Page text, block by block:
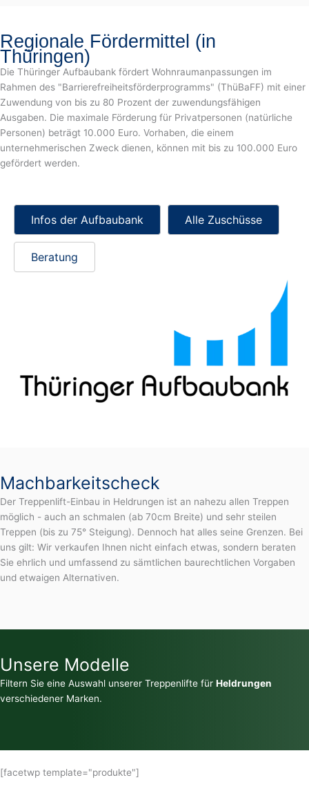
Regionale Fördermittel (in
Thüringen)
Die Thüringer Aufbaubank fördert Wohnraumanpassungen im
Rahmen des "Barrierefreiheitsförderprogramms" (ThüBaFF) mit einer
Zuwendung von bis zu 80 Prozent der zuwendungsfähigen
Ausgaben. Die maximale Förderung für Privatpersonen (natürliche
Personen) beträgt 10.000 Euro. Vorhaben, die einem
unternehmerischen Zweck dienen, können mit bis zu 100.000 Euro
gefördert werden.
Infos der Aufbaubank Alle Zuschüsse
Beratung
Machbarkeitscheck
Der Treppenlift-Einbau in Heldrungen ist an nahezu allen Treppen
möglich - auch an schmalen (ab 70cm Breite) und sehr steilen
Treppen (bis zu 75° Steigung). Dennoch hat alles seine Grenzen. Bei
uns gilt: Wir verkaufen Ihnen nicht einfach etwas, sondern beraten
Sie ehrlich und umfassend zu sämtlichen baurechtlichen Vorgaben
und etwaigen Alternativen.
Unsere Modelle
Filtern Sie eine Auswahl unserer Treppenlifte für Heldrungen
verschiedener Marken.
[facetwp template="produkte"]